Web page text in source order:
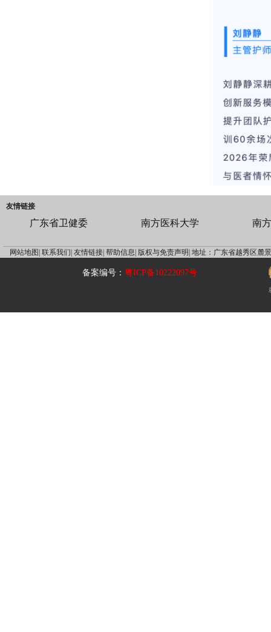
友情链接
广东省卫健委 南方医科大学 南
网站地图| 联系我们| 友情链接| 帮助信息| 版权与免责声明| 地址：广东省越秀区麓
备案编号：粤ICP备10222097号